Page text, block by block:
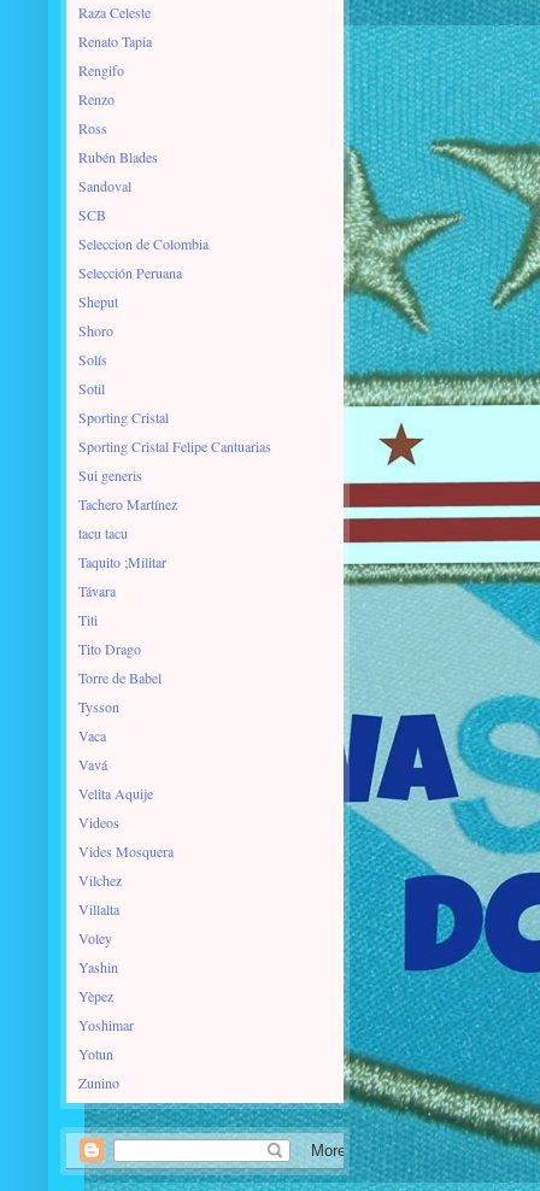
Raza Celeste
Renato Tapia
Rengifo
Renzo
Ross
Rubén Blades
Sandoval
SCB
Seleccion de Colombia
Selección Peruana
Sheput
Shoro
Solís
Sotil
Sporting Cristal
Sporting Cristal Felipe Cantuarias
Sui generis
Tachero Martínez
tacu tacu
Taquito ;Militar
Távara
Titi
Tito Drago
Torre de Babel
Tysson
Vaca
Vavá
Velita Aquije
Videos
Vides Mosquera
Vilchez
Villalta
Voley
Yashin
Yèpez
Yoshimar
Yotun
Zunino